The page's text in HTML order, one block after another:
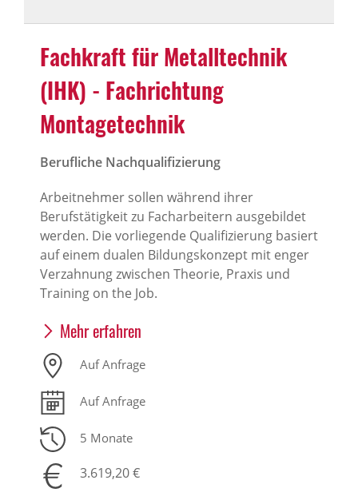
Fachkraft für Metalltechnik
(IHK) - Fachrichtung
Montagetechnik
Berufliche Nachqualifizierung
Arbeitnehmer sollen während ihrer
Berufstätigkeit zu Facharbeitern ausgebildet
werden. Die vorliegende Qualifizierung basiert
auf einem dualen Bildungskonzept mit enger
Verzahnung zwischen Theorie, Praxis und
Training on the Job.
Mehr erfahren
Auf Anfrage
Auf Anfrage
5 Monate
3.619,20 €